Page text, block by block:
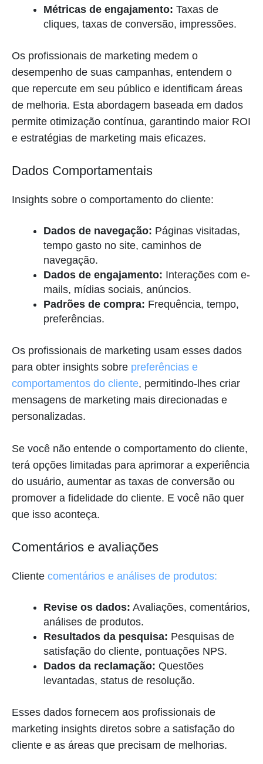
Métricas de engajamento: Taxas de
cliques, taxas de conversão, impressões.
Os profissionais de marketing medem o
desempenho de suas campanhas, entendem o
que repercute em seu público e identificam áreas
de melhoria. Esta abordagem baseada em dados
permite otimização contínua, garantindo maior ROI
e estratégias de marketing mais eficazes.
Dados Comportamentais
Insights sobre o comportamento do cliente:
Dados de navegação: Páginas visitadas,
tempo gasto no site, caminhos de
navegação.
Dados de engajamento: Interações com e-
mails, mídias sociais, anúncios.
Padrões de compra: Frequência, tempo,
preferências.
Os profissionais de marketing usam esses dados
para obter insights sobre preferências e
comportamentos do cliente, permitindo-lhes criar
mensagens de marketing mais direcionadas e
personalizadas.
Se você não entende o comportamento do cliente,
terá opções limitadas para aprimorar a experiência
do usuário, aumentar as taxas de conversão ou
promover a fidelidade do cliente. E você não quer
que isso aconteça.
Comentários e avaliações
Cliente comentários e análises de produtos:
Revise os dados: Avaliações, comentários,
análises de produtos.
Resultados da pesquisa: Pesquisas de
satisfação do cliente, pontuações NPS.
Dados da reclamação: Questões
levantadas, status de resolução.
Esses dados fornecem aos profissionais de
marketing insights diretos sobre a satisfação do
cliente e as áreas que precisam de melhorias.